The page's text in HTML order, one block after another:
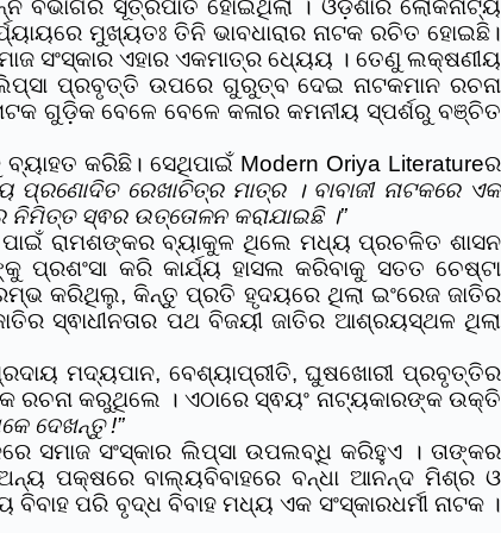
ବିଭାଗର ସୂତ୍ରପାତ ହୋଇଥିଲା । ଓଡ଼ିଶାର ଲୋକନାଟ୍ୟ
ମୁଖ୍ୟତଃ ତିନି ଭାବଧାରାର ନାଟକ ରଚିତ ହୋଇଛି।
ସଂସ୍କାର ଏହାର ଏକମାତ୍ର ଧ୍ୟେୟ । ତେଣୁ ଲକ୍ଷଣୀୟ
ପ୍ରବୃତ୍ତି ଉପରେ ଗୁରୁତ୍ବ ଦେଇ ନାଟକମାନ ରଚନା
ଗୁଡ଼ିକ ବେଳେ ବେଳେ କଳାର କମନୀୟ ସ୍ପର୍ଶରୁ ବଞ୍ଚିତ
କରିଛି। ସେଥିପାଇଁ Modern Oriya Literatureର
ରେଖାଚିତ୍ର ମାତ୍ର । ବାବାଜୀ ନାଟକରେ ଏକ
ନିମିତ୍ତ ସ୍ଵର ଉତ୍ତୋଳନ କରାଯାଇଛି ।”
ପାଇଁ ରାମଶଙ୍କର ବ୍ୟାକୁଳ ଥିଲେ ମଧ୍ୟ ପ୍ରଚଳିତ ଶାସନ
କରି କାର୍ଯ୍ୟ ହାସଲ କରିବାକୁ ସତତ ଚେଷ୍ଟା
କରିଥିଲୁ, କିନ୍ତୁ ପ୍ରତି ହୃଦୟରେ ଥିଲା ଇଂରେଜ ଜାତିର
ସ୍ଵାଧୀନତାର ପଥ ବିଜୟୀ ଜାତିର ଆଶ୍ରୟସ୍ଥଳ ଥିଲା
ମଦ୍ୟପାନ, ବେଶ୍ୟାପ୍ରୀତି, ଘୁଷଖୋରୀ ପ୍ରବୃତ୍ତିର
ରଚନା କରୁଥିଲେ । ଏଠାରେ ସ୍ଵୟଂ ନାଟ୍ୟକାରଙ୍କ ଉକ୍ତି
ଦେଖନ୍ତୁ !”
ସମାଜ ସଂସ୍କାର ଲିପ୍ସା ଉପଲବ୍ଧି କରିହୁଏ । ତାଙ୍କର
ପକ୍ଷରେ ବାଲ୍ୟବିବାହରେ ବନ୍ଧା ଆନନ୍ଦ ମିଶ୍ର ଓ
ପରି ବୃଦ୍ଧ ବିବାହ ମଧ୍ୟ ଏକ ସଂସ୍କାରଧର୍ମୀ ନାଟକ ।